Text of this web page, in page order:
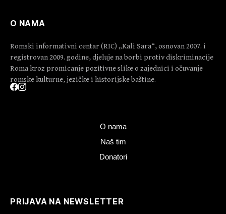
O NAMA
Romski informativni centar (RIC) „Kali Sara“, osnovan 2007. i
registrovan 2009. godine, djeluje na borbi protiv diskriminacije
Roma kroz promicanje pozitivne slike o zajednici i očuvanje
romske kulturne, jezičke i historijske baštine.
O nama
Naš tim
Donatori
PRIJAVA NA NEWSLETTER